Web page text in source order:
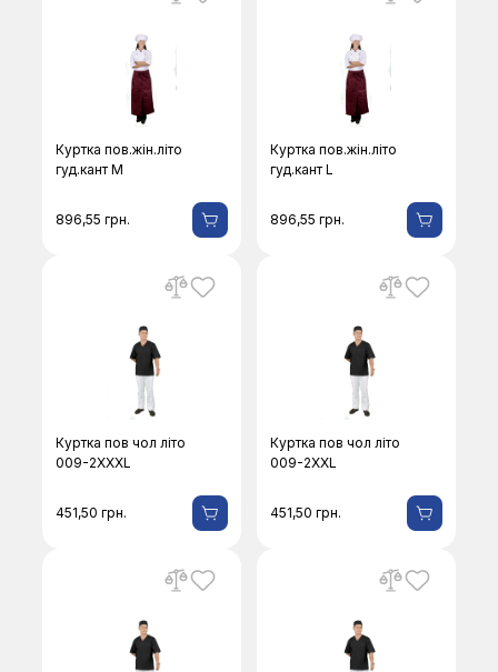
Куртка пов.жін.літо
гуд.кант M
896,55грн.
Куртка пов.жін.літо
гуд.кант L
896,55грн.
Куртка пов чол літо
009-2ХХХL
451,50грн.
Куртка пов чол літо
009-2XXL
451,50грн.